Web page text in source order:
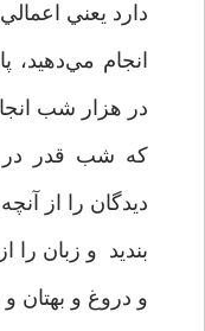
دارد يعني
انجام
در هزار شب
که شب قدر در
ديدگان را از
بنديد و زبان را
و دروغ و بهتان